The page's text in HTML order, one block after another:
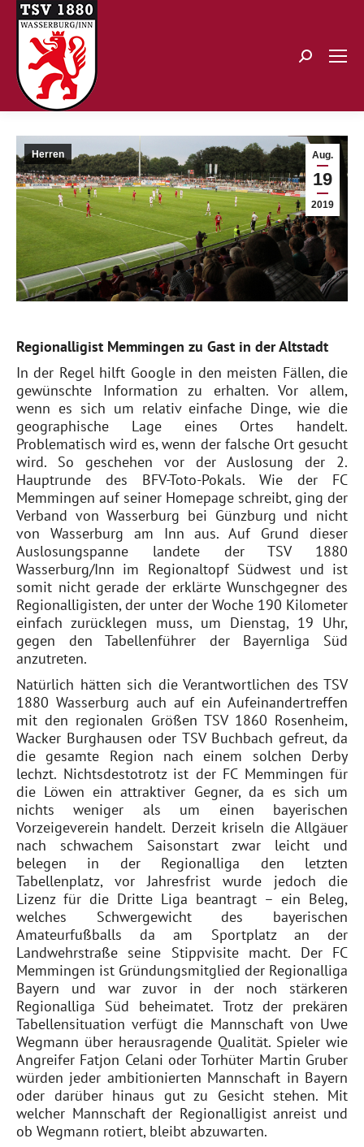
Search:
Aug.
19
2019
Herren
Regionalligist Memmingen zu Gast in der Altstadt
In der Regel hilft Google in den meisten Fällen, die
gewünschte Information zu erhalten. Vor allem,
wenn es sich um relativ einfache Dinge, wie die
geographische Lage eines Ortes handelt.
Problematisch wird es, wenn der falsche Ort gesucht
wird. So geschehen vor der Auslosung der 2.
Hauptrunde des BFV-Toto-Pokals. Wie der FC
Memmingen auf seiner Homepage schreibt, ging der
Verband von Wasserburg bei Günzburg und nicht
von Wasserburg am Inn aus. Auf Grund dieser
Auslosungspanne landete der TSV 1880
Wasserburg/Inn im Regionaltopf Südwest und ist
somit nicht gerade der erklärte Wunschgegner des
Regionalligisten, der unter der Woche 190 Kilometer
einfach zurücklegen muss, um Dienstag, 19 Uhr,
gegen den Tabellenführer der Bayernliga Süd
anzutreten.
Natürlich hätten sich die Verantwortlichen des TSV
1880 Wasserburg auch auf ein Aufeinandertreffen
mit den regionalen Größen TSV 1860 Rosenheim,
Wacker Burghausen oder TSV Buchbach gefreut, da
die gesamte Region nach einem solchen Derby
lechzt. Nichtsdestotrotz ist der FC Memmingen für
die Löwen ein attraktiver Gegner, da es sich um
nichts weniger als um einen bayerischen
Vorzeigeverein handelt. Derzeit kriseln die Allgäuer
nach schwachem Saisonstart zwar leicht und
belegen in der Regionalliga den letzten
Tabellenplatz, vor Jahresfrist wurde jedoch die
Lizenz für die Dritte Liga beantragt – ein Beleg,
welches Schwergewicht des bayerischen
Amateurfußballs da am Sportplatz an der
Landwehrstraße seine Stippvisite macht. Der FC
Memmingen ist Gründungsmitglied der Regionalliga
Bayern und war zuvor in der noch stärkeren
Regionalliga Süd beheimatet. Trotz der prekären
Tabellensituation verfügt die Mannschaft von Uwe
Wegmann über herausragende Qualität. Spieler wie
Angreifer Fatjon Celani oder Torhüter Martin Gruber
würden jeder ambitionierten Mannschaft in Bayern
oder darüber hinaus gut zu Gesicht stehen. Mit
welcher Mannschaft der Regionalligist anreist und
ob Wegmann rotiert, bleibt abzuwarten.